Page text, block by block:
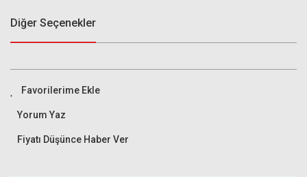
Diğer Seçenekler
Yorum Yaz
Fiyatı Düşünce Haber Ver